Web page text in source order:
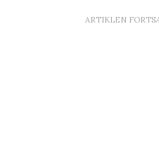
ARTIKLEN